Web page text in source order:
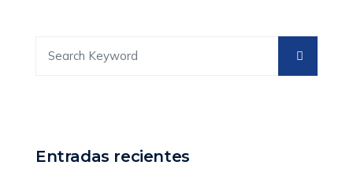
Entradas recientes